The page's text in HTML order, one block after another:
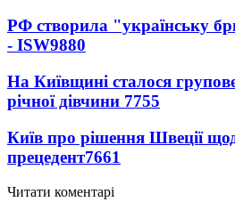
РФ створила "українську
- ISW9880
На Київщині сталося
річної дівчини 7755
Київ про рішення Швеції
прецедент7661
Читати коментарі